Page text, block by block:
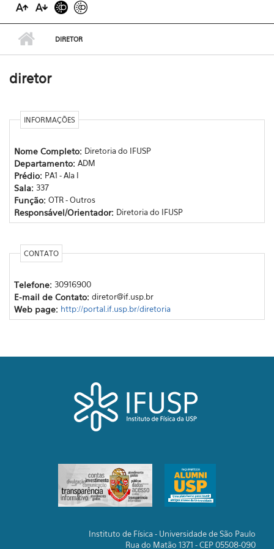
DIRETOR
diretor
INFORMAÇÕES
Nome Completo: Diretoria do IFUSP
Departamento: ADM
Prédio: PA1 - Ala I
Sala: 337
Função: OTR - Outros
Responsável/Orientador: Diretoria do IFUSP
CONTATO
Telefone: 30916900
E-mail de Contato: diretor@if.usp.br
Web page: http://portal.if.usp.br/diretoria
Instituto de Física - Universidade de São Paulo
Rua do Matão 1371 - CEP 05508-090